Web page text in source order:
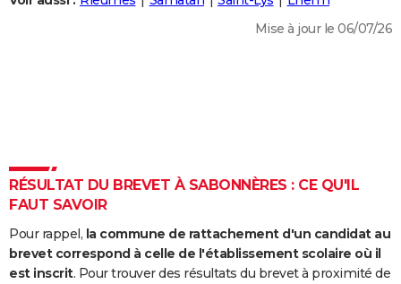
DICTIONNAIRE
Dictionnaire
Biographies
Citations
Expressions
Proverbes
PROGRAMME TV
COPAINS D'AVANT
S'inscrire
Se connecter
Lycées
Collèges
Primaires
Universités
Entreprises
Service militaire
Avis de recherche
AVIS DE DÉCÈS
Mise à jour le 06/07/26
RÉSULTAT DU BREVET À SABONNÈRES : CE QU'IL
FAUT SAVOIR
Pour rappel, la commune de rattachement d'un candidat au
brevet correspond à celle de l'établissement scolaire où il
est inscrit. Pour trouver des résultats du brevet à proximité de